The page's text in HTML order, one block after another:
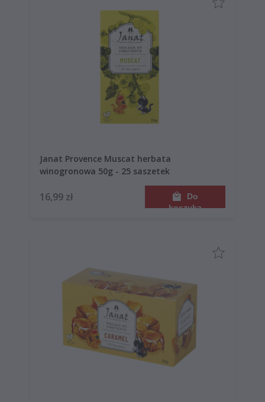
Janat Provence Muscat herbata
winogronowa 50g - 25 saszetek
16,99 zł
Do
koszyka